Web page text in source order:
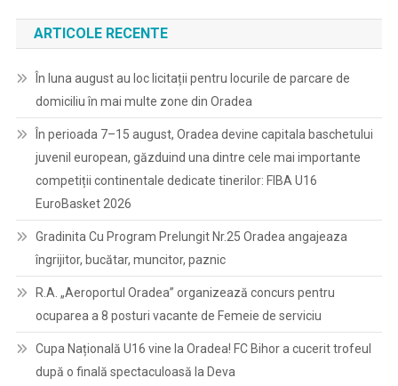
ARTICOLE RECENTE
În luna august au loc licitații pentru locurile de parcare de
domiciliu în mai multe zone din Oradea
În perioada 7–15 august, Oradea devine capitala baschetului
juvenil european, găzduind una dintre cele mai importante
competiții continentale dedicate tinerilor: FIBA U16
EuroBasket 2026
Gradinita Cu Program Prelungit Nr.25 Oradea angajeaza
îngrijitor, bucătar, muncitor, paznic
R.A. „Aeroportul Oradea” organizează concurs pentru
ocuparea a 8 posturi vacante de Femeie de serviciu
Cupa Națională U16 vine la Oradea! FC Bihor a cucerit trofeul
după o finală spectaculoasă la Deva